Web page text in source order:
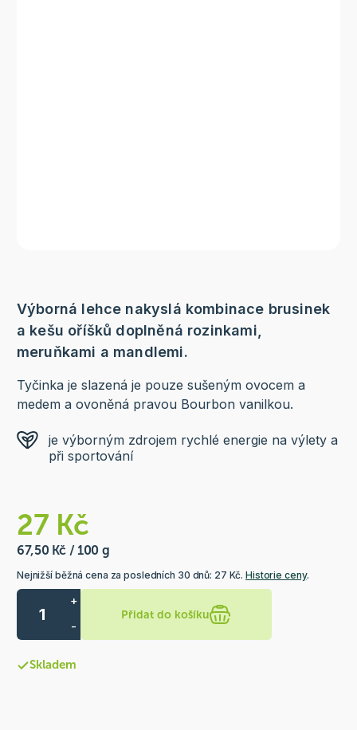
Výborná lehce nakyslá kombinace brusinek
a kešu oříšků doplněná rozinkami,
meruňkami a mandlemi.
Tyčinka je slazená je pouze sušeným ovocem a
medem a ovoněná pravou Bourbon vanilkou.
je výborným zdrojem rychlé energie na výlety a
při sportování
27 Kč
67,50 Kč / 100 g
Nejnižší běžná cena za posledních 30 dnů: 27 Kč.Historie ceny.
+
-
Přidat do košíku
Skladem